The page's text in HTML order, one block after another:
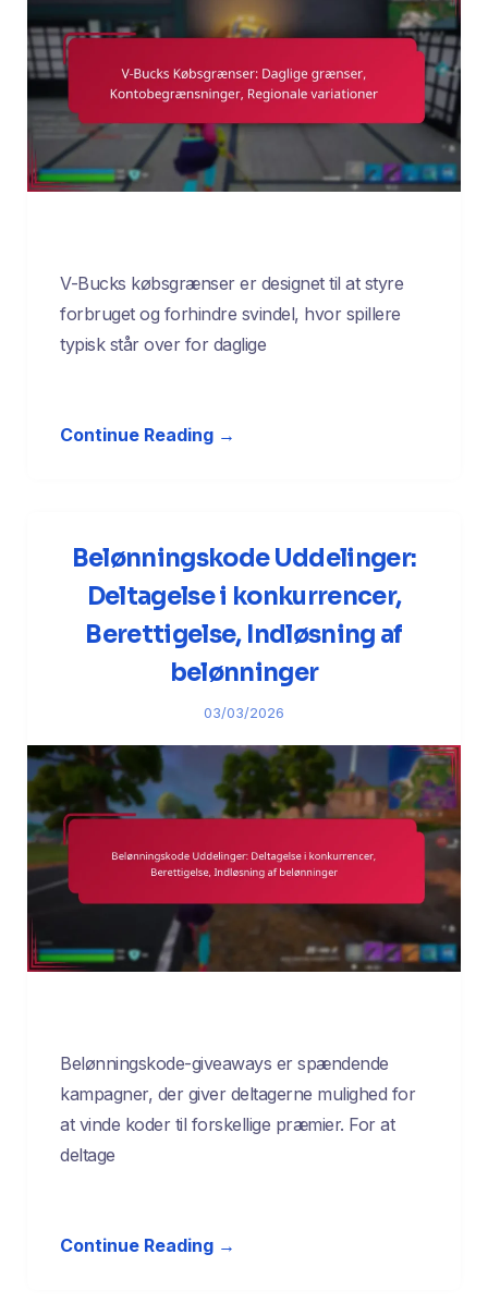
V-Bucks købsgrænser er designet til at styre
forbruget og forhindre svindel, hvor spillere
typisk står over for daglige
Continue Reading →
Belønningskode Uddelinger:
Deltagelse i konkurrencer,
Berettigelse, Indløsning af
belønninger
03/03/2026
Belønningskode-giveaways er spændende
kampagner, der giver deltagerne mulighed for
at vinde koder til forskellige præmier. For at
deltage
Continue Reading →